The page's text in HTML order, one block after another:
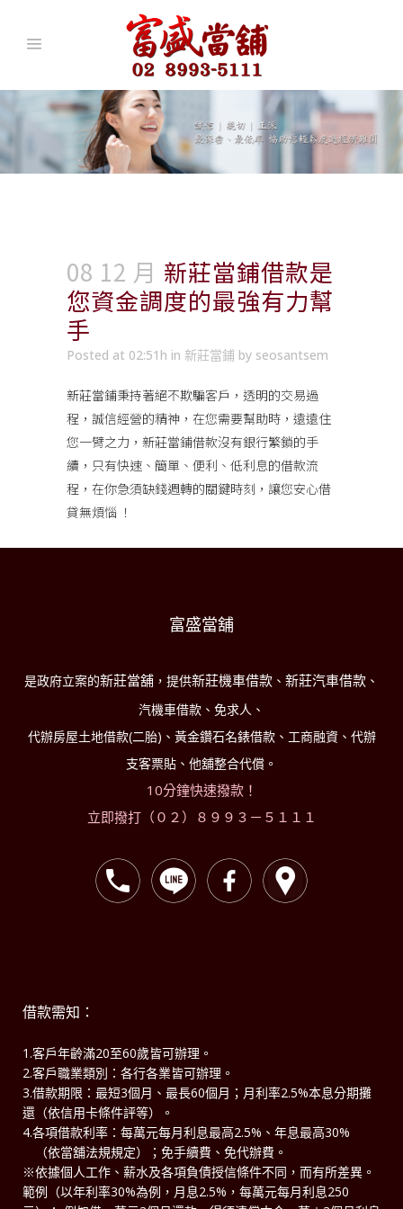
08 12 月 新莊當鋪借款是
您資金調度的最強有力幫
手
Posted at 02:51h in 新莊當鋪 by seosantsem
新莊當鋪秉持著絕不欺騙客戶，透明的交易過
程，誠信經營的精神，在您需要幫助時，遠遠住
您一臂之力，新莊當鋪借款沒有銀行繁鎖的手
續，只有快速、簡單、便利、低利息的借款流
程，在你急須缺錢週轉的關鍵時刻，讓您安心借
貸無煩惱 ！
富盛當舖
是政府立案的新莊當舖 ，提供新莊機車借款 、 新莊汽車借款 、
汽機車借款、免求人、
代辦房屋土地借款(二胎)、黃金鑽石名錶借款、工商融資、代辦
支客票貼、他舖整合代償。
10分鐘快速撥款！
立即撥打（０２）８９９３－５１１１
借款需知：
1.客戶年齡滿20至60歲皆可辦理。
2.客戶職業類別：各行各業皆可辦理。
3.借款期限：最短3個月、最長60個月；月利率2.5%本息分期攤
還（依信用卡條件評等）。
4.各項借款利率：每萬元每月利息最高2.5%、年息最高30%
（依當舖法規規定）；免手續費、免代辦費。
※依據個人工作、薪水及各項負債授信條件不同，而有所差異。
範例（以年利率30%為例，月息2.5%，每萬元每月利息250